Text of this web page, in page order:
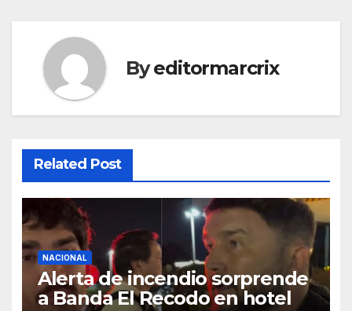
Byeditormarcrix
Related Post
NACIONAL
Alerta de incendio sorprende
a Banda El Recodo en hotel